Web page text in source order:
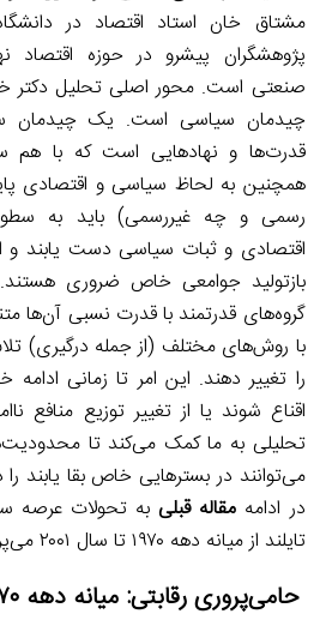
پژوهشگران پیشرو در حوزه اقتصاد
صنعتی است. محور اصلی تحلیل دکتر
چیدمان سیاسی است. یک چیدمان
قدرت‌ها و نهادهایی است که با هم
همچنین به لحاظ سیاسی و اقتصادی
رسمی و چه غیررسمی) باید به
اقتصادی و ثبات سیاسی دست یابند و
بازتولید جوامعی خاص ضروری
گروه‌های قدرتمند با قدرت نسبی آن‌ها
با روش‌های مختلف (از جمله درگیری)
را تغییر دهند. این امر تا زمانی
اقناع شوند یا از تغییر توزیع منافع
تحلیلی به ما کمک می‌کند تا
می‌توانند در بسترهایی خاص بقا یابند
در ادامه مقاله قبلیبه تحولات عرصه
تایلند از میانه دهه ۱۹۷۰ تا سال ۲۰۰۱ می‌پردازد.
حامی‌پروری رقابتی: میانه دهه ۱۹۷۰ تا ۲۰۰۱